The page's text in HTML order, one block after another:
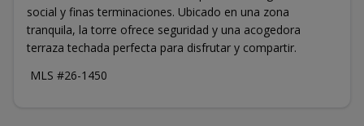
social y finas terminaciones. Ubicado en una zona
tranquila, la torre ofrece seguridad y una acogedora
terraza techada perfecta para disfrutar y compartir.
MLS #26-1450